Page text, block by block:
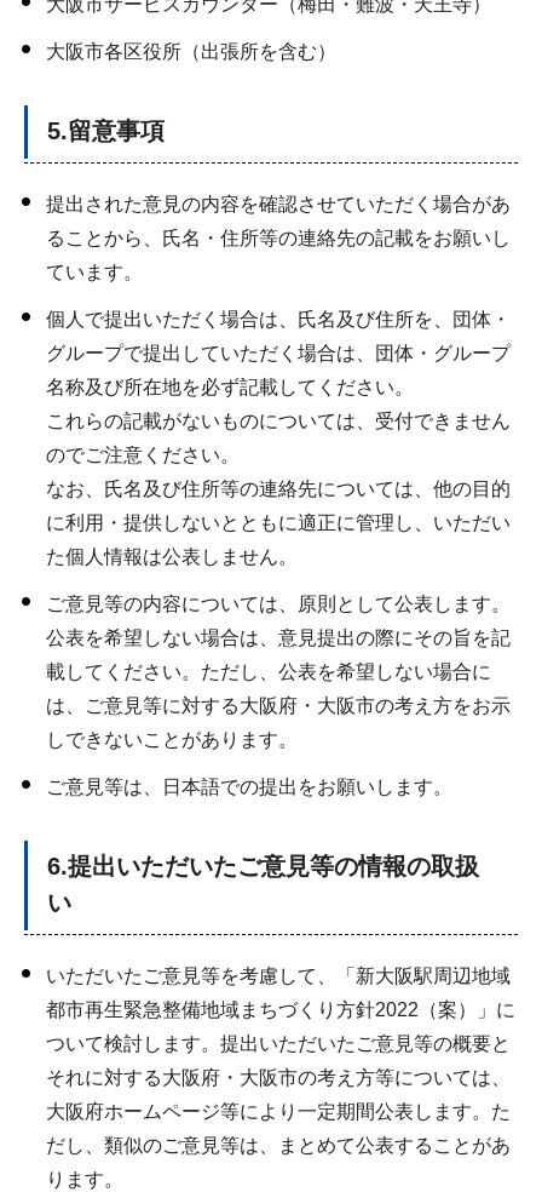
大阪市サービスカウンター（梅田・難波・天王寺）
大阪市各区役所（出張所を含む）
5.留意事項
提出された意見の内容を確認させていただく場合があ
ることから、氏名・住所等の連絡先の記載をお願いし
ています。
個人で提出いただく場合は、氏名及び住所を、団体・
グループで提出していただく場合は、団体・グループ
名称及び所在地を必ず記載してください。
これらの記載がないものについては、受付できません
のでご注意ください。
なお、氏名及び住所等の連絡先については、他の目的
に利用・提供しないとともに適正に管理し、いただい
た個人情報は公表しません。
ご意見等の内容については、原則として公表します。
公表を希望しない場合は、意見提出の際にその旨を記
載してください。ただし、公表を希望しない場合に
は、ご意見等に対する大阪府・大阪市の考え方をお示
しできないことがあります。
ご意見等は、日本語での提出をお願いします。
6.提出いただいたご意見等の情報の取扱
い
いただいたご意見等を考慮して、「新大阪駅周辺地域
都市再生緊急整備地域まちづくり方針2022（案）」に
ついて検討します。提出いただいたご意見等の概要と
それに対する大阪府・大阪市の考え方等については、
大阪府ホームページ等により一定期間公表します。た
だし、類似のご意見等は、まとめて公表することがあ
ります。